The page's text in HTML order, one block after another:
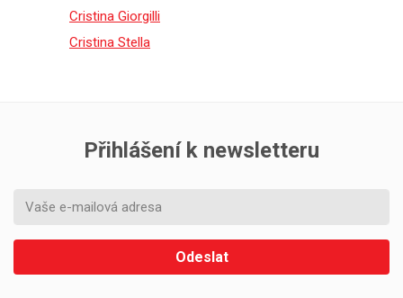
Cristina Giorgilli
Cristina Stella
Přihlášení k newsletteru
Odeslat